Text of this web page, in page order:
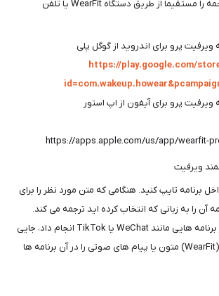
می کند و می توانید ترجمه را مستقیماً از طریق دستگاه WearFit یا تلفن
ویرفیت پرو برای اندروید از گوگل پلی
https://play.google.com/
ویرفیت پرو برای آیفون از اپ استور
https://apps.apple.com/us/app/wearfit-
ویرفیت
برنامه تایپ کنید. هنگامی که متن مورد نظر را برای
آن را به زبانی که انتخاب کرده اید ترجمه می کند.
ترجمه ها را می توان در برنامه هایی مانند WeChat یا TikTok انجام داد، جایی
که دستیار تلفن همراه (WearFit) متون یا پیام های صوتی را در آن برنامه ها